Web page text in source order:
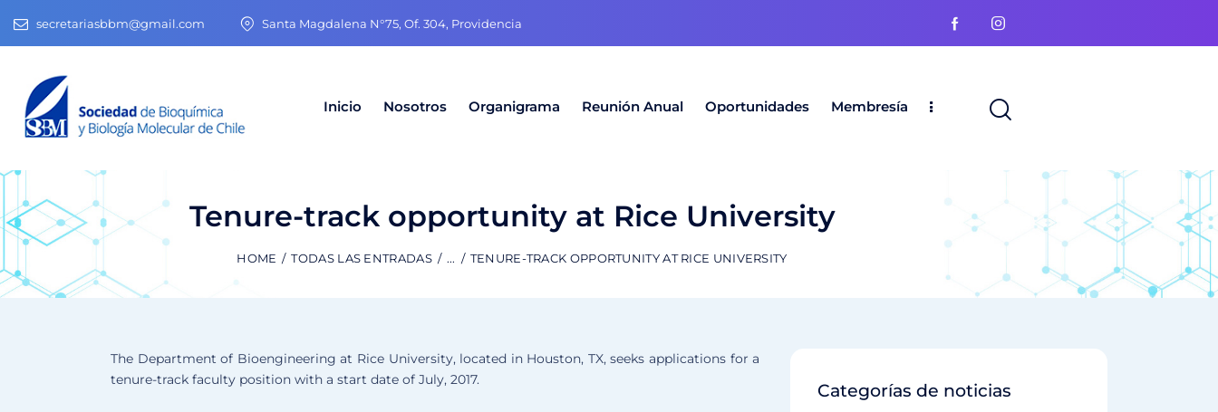
secretariasbbm@gmail.com Santa Magdalena N°75, Of. 304, Providencia
Inicio Nosotros Organigrama Reunión Anual Oportunidades Membresía
Tenure-track opportunity at Rice University
HOME TODAS LAS ENTRADAS ... TENURE-TRACK OPPORTUNITY AT RICE UNIVERSITY
The Department of Bioengineering at Rice University, located in Houston, TX, seeks applications for a
tenure-track faculty position with a start date of July, 2017.
Categorías de noticias